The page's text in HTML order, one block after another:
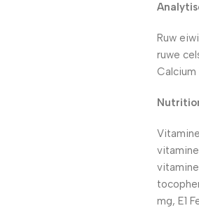
Ruw
ruwe
Calcium
vitamine
mg, E1